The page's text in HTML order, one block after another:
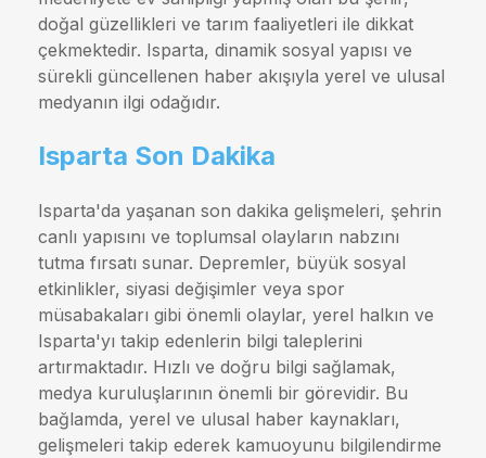
doğal güzellikleri ve tarım faaliyetleri ile dikkat
çekmektedir. Isparta, dinamik sosyal yapısı ve
sürekli güncellenen haber akışıyla yerel ve ulusal
medyanın ilgi odağıdır.
Isparta Son Dakika
Isparta'da yaşanan son dakika gelişmeleri, şehrin
canlı yapısını ve toplumsal olayların nabzını
tutma fırsatı sunar. Depremler, büyük sosyal
etkinlikler, siyasi değişimler veya spor
müsabakaları gibi önemli olaylar, yerel halkın ve
Isparta'yı takip edenlerin bilgi taleplerini
artırmaktadır. Hızlı ve doğru bilgi sağlamak,
medya kuruluşlarının önemli bir görevidir. Bu
bağlamda, yerel ve ulusal haber kaynakları,
gelişmeleri takip ederek kamuoyunu bilgilendirme